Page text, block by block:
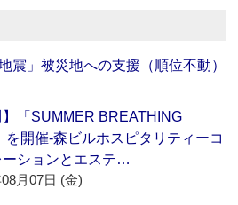
震」被災地への支援（順位不動）
】「SUMMER BREATHING
を開催‐森ビルホスピタリティーコ
ーションとエステ…
月07日 (金)